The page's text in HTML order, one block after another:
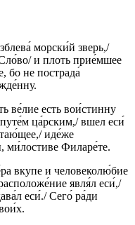
морски́й зверь,/
и плоть прие́мшее
бо не пострада́
ве́лие есть вои́стинну
ца́рским,/ вшел еси́
иде́же
Филаре́те.
вкупе и человеколю́бие
явля́л еси́,/
еси́./ Сего́ ра́ди